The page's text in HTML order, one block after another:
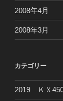
2008年4月
2008年3月
カテゴリー
2019 ＫＸ